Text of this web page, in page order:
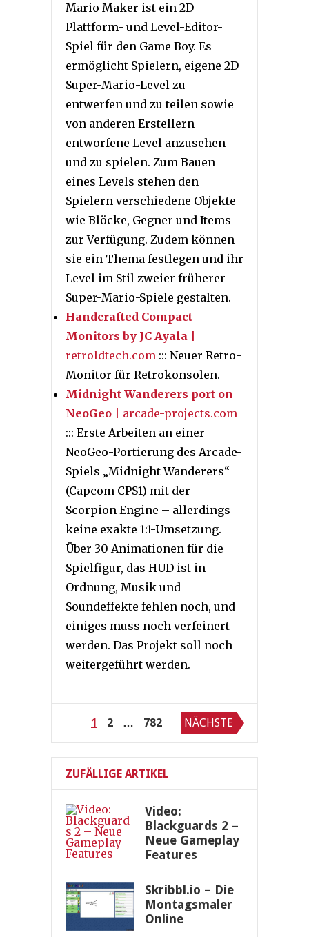
Mario Maker ist ein 2D-
Plattform- und Level-Editor-
Spiel für den Game Boy. Es
ermöglicht Spielern, eigene 2D-
Super-Mario-Level zu
entwerfen und zu teilen sowie
von anderen Erstellern
entworfene Level anzusehen
und zu spielen. Zum Bauen
eines Levels stehen den
Spielern verschiedene Objekte
wie Blöcke, Gegner und Items
zur Verfügung. Zudem können
sie ein Thema festlegen und ihr
Level im Stil zweier früherer
Super-Mario-Spiele gestalten.
Handcrafted Compact
Monitors by JC Ayala
retroldtech.com ::: Neuer Retro-
Monitor für Retrokonsolen.
Midnight Wanderers port on
NeoGeo | arcade-projects.com
::: Erste Arbeiten an einer
NeoGeo-Portierung des Arcade-
Spiels „Midnight Wanderers“
(Capcom CPS1) mit der
Scorpion Engine – allerdings
keine exakte 1:1-Umsetzung.
Über 30 Animationen für die
Spielfigur, das HUD ist in
Ordnung, Musik und
Soundeffekte fehlen noch, und
einiges muss noch verfeinert
werden. Das Projekt soll noch
weitergeführt werden.
Seitennummerierung
der
Beiträge
1 2 … 782 NÄCHSTE
ZUFÄLLIGE ARTIKEL
Video:
Blackguards 2 –
Neue Gameplay
Features
Skribbl.io – Die
Montagsmaler
Online